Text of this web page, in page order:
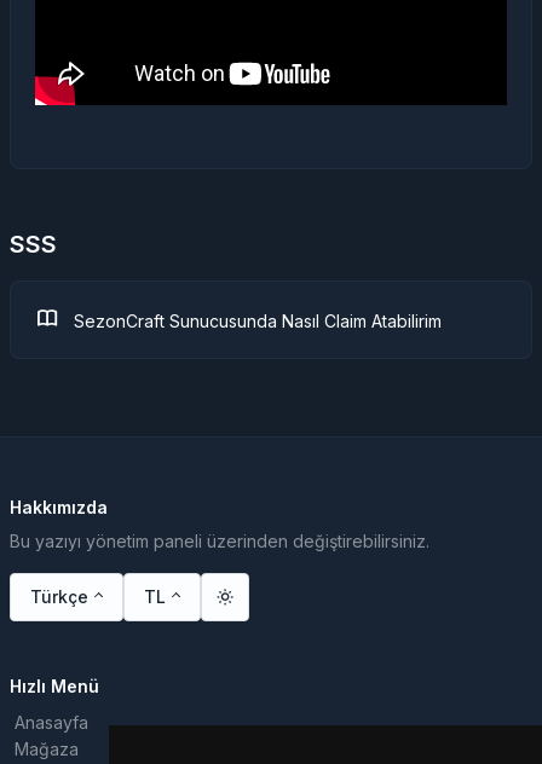
SSS
SezonCraft Sunucusunda Nasıl Claim Atabilirim
Hakkımızda
Bu yazıyı yönetim paneli üzerinden değiştirebilirsiniz.
Türkçe TL
Hızlı Menü
Anasayfa
Mağaza